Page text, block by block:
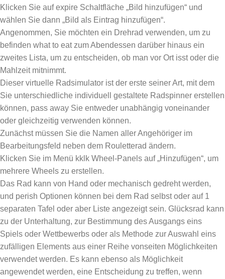
Klicken Sie auf expire Schaltfläche „Bild hinzufügen“ und
wählen Sie dann „Bild als Eintrag hinzufügen“.
Angenommen, Sie möchten ein Drehrad verwenden, um zu
befinden what to eat zum Abendessen darüber hinaus ein
zweites Lista, um zu entscheiden, ob man vor Ort isst oder die
Mahlzeit mitnimmt.
Dieser virtuelle Radsimulator ist der erste seiner Art, mit dem
Sie unterschiedliche individuell gestaltete Radspinner erstellen
können, pass away Sie entweder unabhängig voneinander
oder gleichzeitig verwenden können.
Zunächst müssen Sie die Namen aller Angehöriger im
Bearbeitungsfeld neben dem Rouletterad ändern.
Klicken Sie im Menü kklk Wheel-Panels auf „Hinzufügen“, um
mehrere Wheels zu erstellen.
Das Rad kann von Hand oder mechanisch gedreht werden,
und perish Optionen können bei dem Rad selbst oder auf 1
separaten Tafel oder aber Liste angezeigt sein. Glücksrad kann
zu der Unterhaltung, zur Bestimmung des Ausgangs eins
Spiels oder Wettbewerbs oder als Methode zur Auswahl eins
zufälligen Elements aus einer Reihe vonseiten Möglichkeiten
verwendet werden. Es kann ebenso als Möglichkeit
angewendet werden, eine Entscheidung zu treffen, wenn